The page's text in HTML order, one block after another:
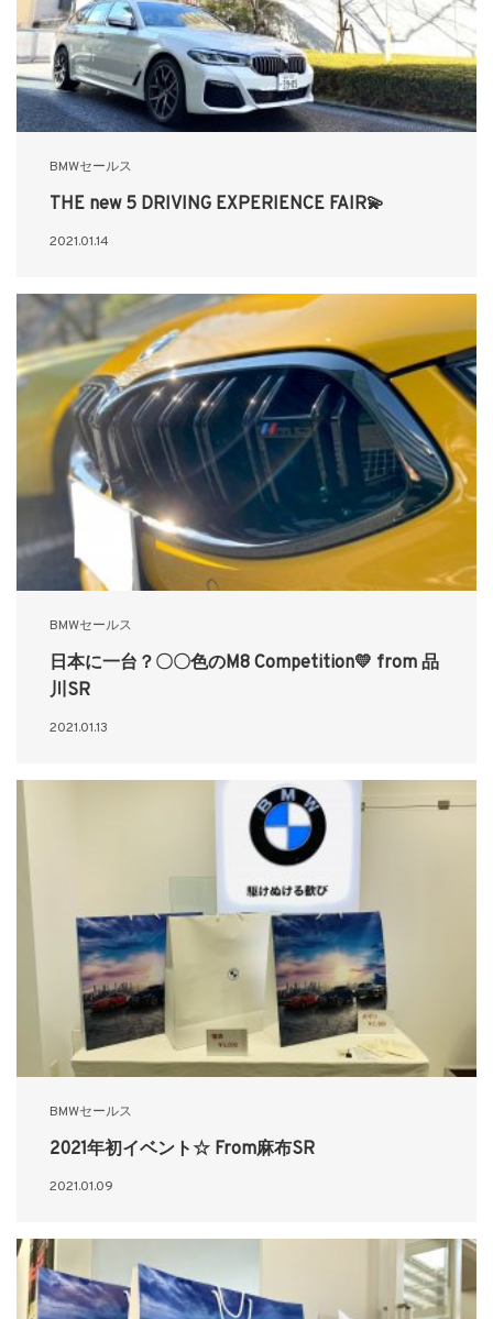
BMWセールス
THE new 5 DRIVING EXPERIENCE FAIR💫
2021.01.14
BMWセールス
日本に一台？〇〇色のM8 Competition💛 from 品
川SR
2021.01.13
BMWセールス
2021年初イベント☆ From麻布SR
2021.01.09